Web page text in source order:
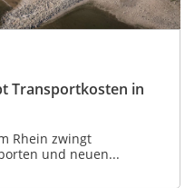
Transportkosten in
Rhein zwingt
und neuen...